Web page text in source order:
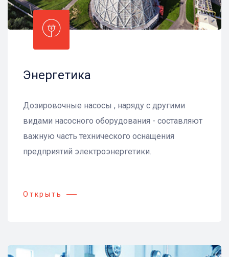
Энергетика
Дозировочные насосы , наряду с другими
видами насосного оборудования - составляют
важную часть технического оснащения
предприятий электроэнергетики.
Открыть